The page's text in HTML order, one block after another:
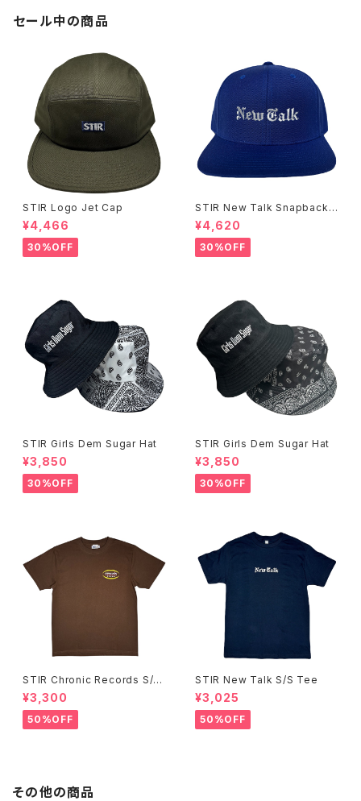
セール中の商品
STIR Logo Jet Cap
¥4,466
30%OFF
STIR New Talk Snapback
Cap
¥4,620
30%OFF
STIR Girls Dem Sugar Hat
¥3,850
30%OFF
STIR Girls Dem Sugar Hat
¥3,850
30%OFF
STIR Chronic Records S/S
Tee
¥3,300
50%OFF
STIR New Talk S/S Tee
¥3,025
50%OFF
その他の商品